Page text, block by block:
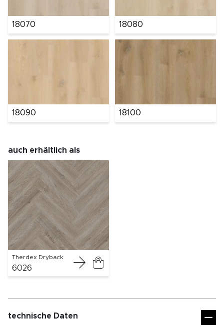
18070 18080
18090 18100
auch erhältlich als
Therdex Dryback
6026
technische Daten